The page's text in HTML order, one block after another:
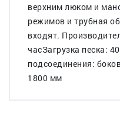
верхним люком и
режимов и трубная
входят.
часЗагрузка песка:
подсоединения:
1800 мм